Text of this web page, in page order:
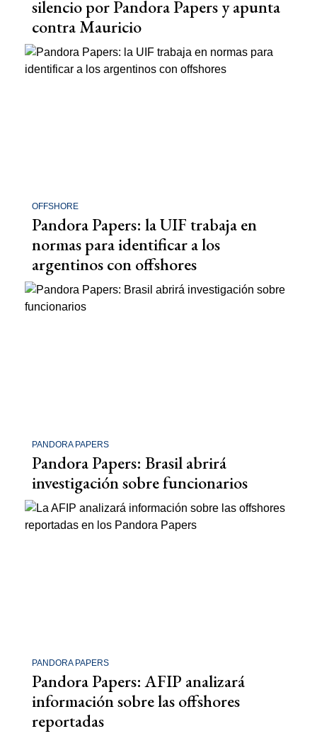
silencio por Pandora Papers y apunta
contra Mauricio
OFFSHORE
Pandora Papers: la UIF trabaja en
normas para identificar a los
argentinos con offshores
PANDORA PAPERS
Pandora Papers: Brasil abrirá
investigación sobre funcionarios
PANDORA PAPERS
Pandora Papers: AFIP analizará
información sobre las offshores
reportadas